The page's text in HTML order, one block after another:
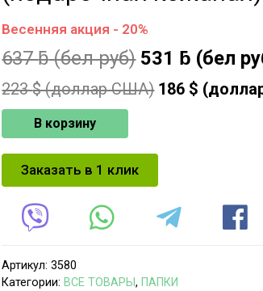
Весенняя акция - 20%
637ƃ(бел руб) 531 ƃ (бел
223$ (доллар США) 186 $
В корзину
Заказать в 1 клик
Артикул:3580
Категории: ВСЕ ТОВАРЫ, ПАПКИ